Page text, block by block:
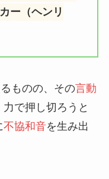
ー（ヘンリ
ものの、その言動
力で押し切ろうと
不協和音を生み出